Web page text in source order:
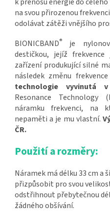
na svou přirozenou
odolávat zátěži vnějšího
BIONICBAND®
je
destičkou, jejíž
zařízení produkující silné
následek změnu
technologie vyvinutá
Resonance
náramku frekvenci, na
nepaměti a je mu vlastní.
ČR.
Použití a rozměry:
Náramek má délku 33 cm a
přizpůsobit pro svou
odstřihnout přebytečnou
žádného obšívání.